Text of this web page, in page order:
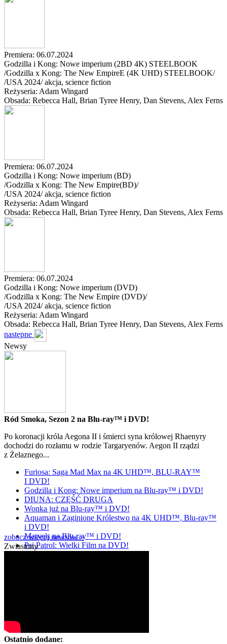
Premiera: 06.07.2024
Godzilla i Kong: Nowe imperium (2BD 4K) STEELBOOK
/Godzilla x Kong: The New EmpireE (4K UHD) STEELBOOK/
/USA 2024/akcja, science fiction
Reżyseria: Adam Wingard
Obsada: Rebecca Hall, Brian Tyree Henry, Dan Stevens, Alex Ferns
Premiera: 06.07.2024
Godzilla i Kong: Nowe imperium (BD)
/Godzilla x Kong: The New Empire(BD)/
/USA 2024/akcja, science fiction
Reżyseria: Adam Wingard
Obsada: Rebecca Hall, Brian Tyree Henry, Dan Stevens, Alex Ferns
Premiera: 06.07.2024
Godzilla i Kong: Nowe imperium (DVD)
/Godzilla x Kong: The New Empire (DVD)/
/USA 2024/akcja, science fiction
Reżyseria: Adam Wingard
Obsada: Rebecca Hall, Brian Tyree Henry, Dan Stevens, Alex Ferns
następne
Newsy
Ród Smoka, Sezon 2 na Blu-ray™ i DVD!
Po koronacji króla Aegona II i śmierci syna królowej Rhaenyry
dochodzi do rozłamu w rodzie Targaryenów. Aegon II rządzi
z Żelaznego...
Furiosa: Saga Mad Max na 4K UHD™, BLU-RAY™
I DVD!
Godzilla i Kong: Nowe imperium na Blu-ray™ i DVD!
DIUNA: CZĘŚĆ DRUGA
Wonka już na Blu-ray™ i DVD!
Aquaman i Zaginione Królestwo na 4K UHD™, Blu-ray™
i DVD!
Marvels na Blu-ray™ i DVD!
Psi Patrol: Wielki Film na DVD!
zobacz więcej newsów »
Zwiastuny
Ostatnio dodane: